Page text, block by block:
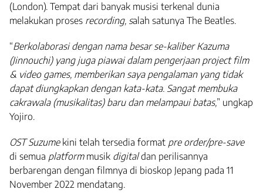
(London). Tempat dari banyak musisi terkenal dunia
melakukan proses recording, salah satunya The Beatles.
“Berkolaborasi dengan nama besar se-kaliber Kazuma
(Jinnouchi) yang juga piawai dalam pengerjaan project film
& video games, memberikan saya pengalaman yang tidak
dapat diungkapkan dengan kata-kata. Sangat membuka
cakrawala (musikalitas) baru dan melampaui batas,” ungkap
Yojiro.
OST Suzumekini telah tersedia format pre order/pre-save
di semua platformmusik digitaldan perilisannya
berbarengan dengan filmnya di bioskop Jepang pada 11
November 2022 mendatang.